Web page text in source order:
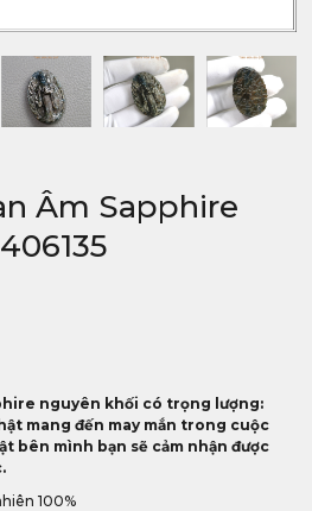
Âm Sapphire
nguyên khối có trọng lượng:
mang đến may mắn trong cuộc
bên mình bạn sẽ cảm nhận được
100%